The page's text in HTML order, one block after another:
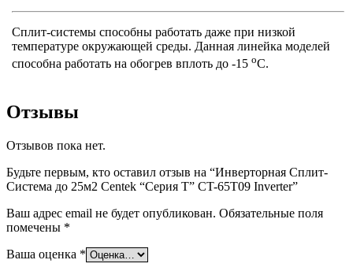
Сплит-системы способны работать даже при низкой
температуре окружающей среды. Данная линейка моделей
способна работать на обогрев вплоть до -15 oC.
Отзывы
Отзывов пока нет.
Будьте первым, кто оставил отзыв на “Инверторная Сплит-
Система до 25м2 Centek “Серия T” CT-65T09 Inverter”
Ваш адрес email не будет опубликован. Обязательные поля
помечены *
Ваша оценка *